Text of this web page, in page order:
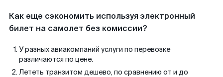
Как еще сэкономить используя электронный
билет на самолет без комиссии?
У разных авиакомпаний услуги по перевозке
различаются по цене.
Лететь транзитом дешево, по сравнению от и до